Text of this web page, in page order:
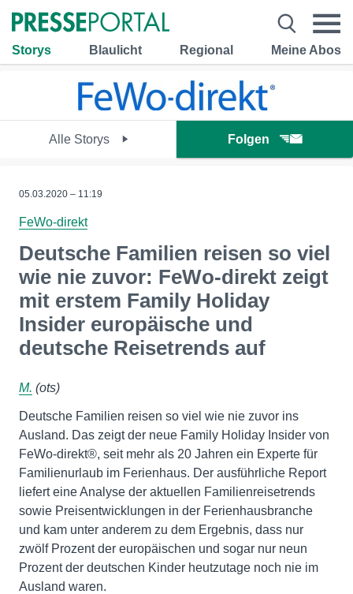
Storys Blaulicht Regional Meine Abos
Alle Storys Folgen
05.03.2020 – 11:19
FeWo-direkt
Deutsche Familien reisen so viel
wie nie zuvor: FeWo-direkt zeigt
mit erstem Family Holiday
Insider europäische und
deutsche Reisetrends auf
M. (ots)
Deutsche Familien reisen so viel wie nie zuvor ins
Ausland. Das zeigt der neue Family Holiday Insider von
FeWo-direkt®, seit mehr als 20 Jahren ein Experte für
Familienurlaub im Ferienhaus. Der ausführliche Report
liefert eine Analyse der aktuellen Familienreisetrends
sowie Preisentwicklungen in der Ferienhausbranche
und kam unter anderem zu dem Ergebnis, dass nur
zwölf Prozent der europäischen und sogar nur neun
Prozent der deutschen Kinder heutzutage noch nie im
Ausland waren.